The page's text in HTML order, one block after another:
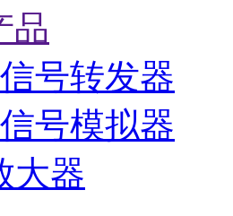
品
号转发器
号模拟器
大器